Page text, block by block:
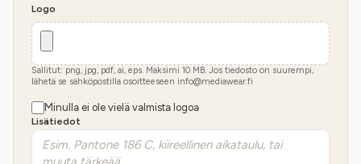
Logo
Sallitut: png, jpg, pdf, ai, eps. Maksimi 10 MB. Jos tiedosto on suurempi,
lähetä se sähköpostilla osoitteeseen info@mediawear.fi
Minulla ei ole vielä valmista logoa
Lisätiedot